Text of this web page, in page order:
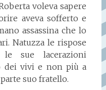
voleva sapere
aveva sofferto e
assassina che lo
Natuzza le rispose
sue lacerazioni
dei vivi e non più a
suo fratello.